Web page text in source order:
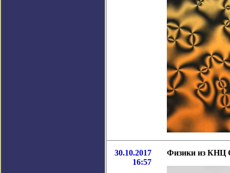
30.10.2017
16:57
Физики из КНЦ